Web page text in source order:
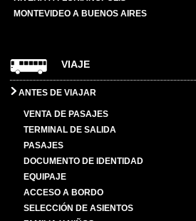
MONTEVIDEO A BUENOS AIRES
VIAJE
ANTES DE VIAJAR
VENTA DE PASAJES
TERMINAL DE SALIDA
PASAJES
DOCUMENTO DE IDENTIDAD
EQUIPAJE
ACCESO A BORDO
SELECCIÓN DE ASIENTOS